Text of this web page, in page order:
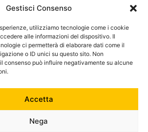
Gestisci Consenso
utilizziamo tecnologie come i cookie
alle informazioni del dispositivo. Il
ci permetterà di elaborare dati come il
o ID unici su questo sito. Non
consenso può influire negativamente su alcune
Accetta
Nega
Home
Catalogo
Tecnologia
News
Contatti
+39 0121 600752
info@australian-srl.com